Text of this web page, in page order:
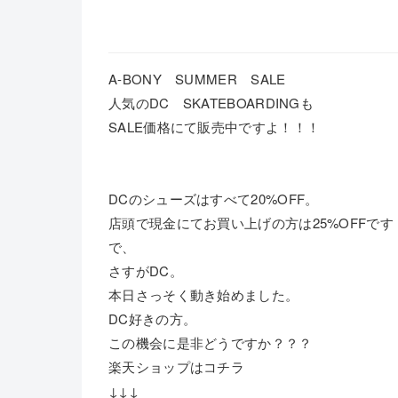
A-BONY SUMMER SALE
人気のDC SKATEBOARDINGも
SALE価格にて販売中ですよ！！！
DCのシューズはすべて20%OFF。
店頭で現金にてお買い上げの方は25%OFFです
で、
さすがDC。
本日さっそく動き始めました。
DC好きの方。
この機会に是非どうですか？？？
楽天ショップはコチラ
↓↓↓